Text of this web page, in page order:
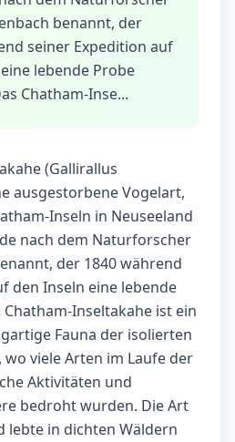
benannt, der
seiner Expedition auf
lebende Probe
Chatham-Inse...
(Gallirallus
ausgestorbene Vogelart,
Inseln in Neuseeland
nach dem Naturforscher
der 1840 während
den Inseln eine lebende
Inseltakahe ist ein
Fauna der isolierten
wo viele Arten im Laufe der
Aktivitäten und
bedroht wurden. Die Art
in dichten Wäldern